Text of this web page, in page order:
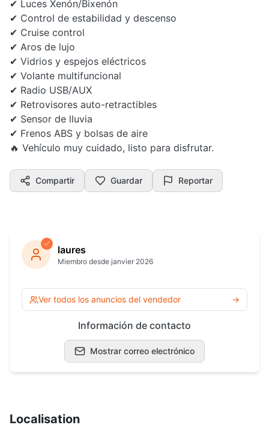
✔ Luces Xenón/Bixenón
✔ Control de estabilidad y descenso
✔ Cruise control
✔ Aros de lujo
✔ Vidrios y espejos eléctricos
✔ Volante multifuncional
✔ Radio USB/AUX
✔ Retrovisores auto-retractibles
✔ Sensor de lluvia
✔ Frenos ABS y bolsas de aire
🔥 Vehículo muy cuidado, listo para disfrutar.
Compartir Guardar Reportar
laures
Miembro desde janvier 2026
Ver todos los anuncios del vendedor →
Información de contacto
Mostrar correo electrónico
Localisation